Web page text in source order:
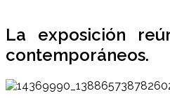
La exposición
contemporáneos.